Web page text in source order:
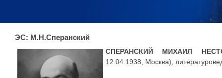
ЭС: М.Н.Сперанский
СПЕРАНСКИЙ МИХАИЛ
12.04.1938, Москва),